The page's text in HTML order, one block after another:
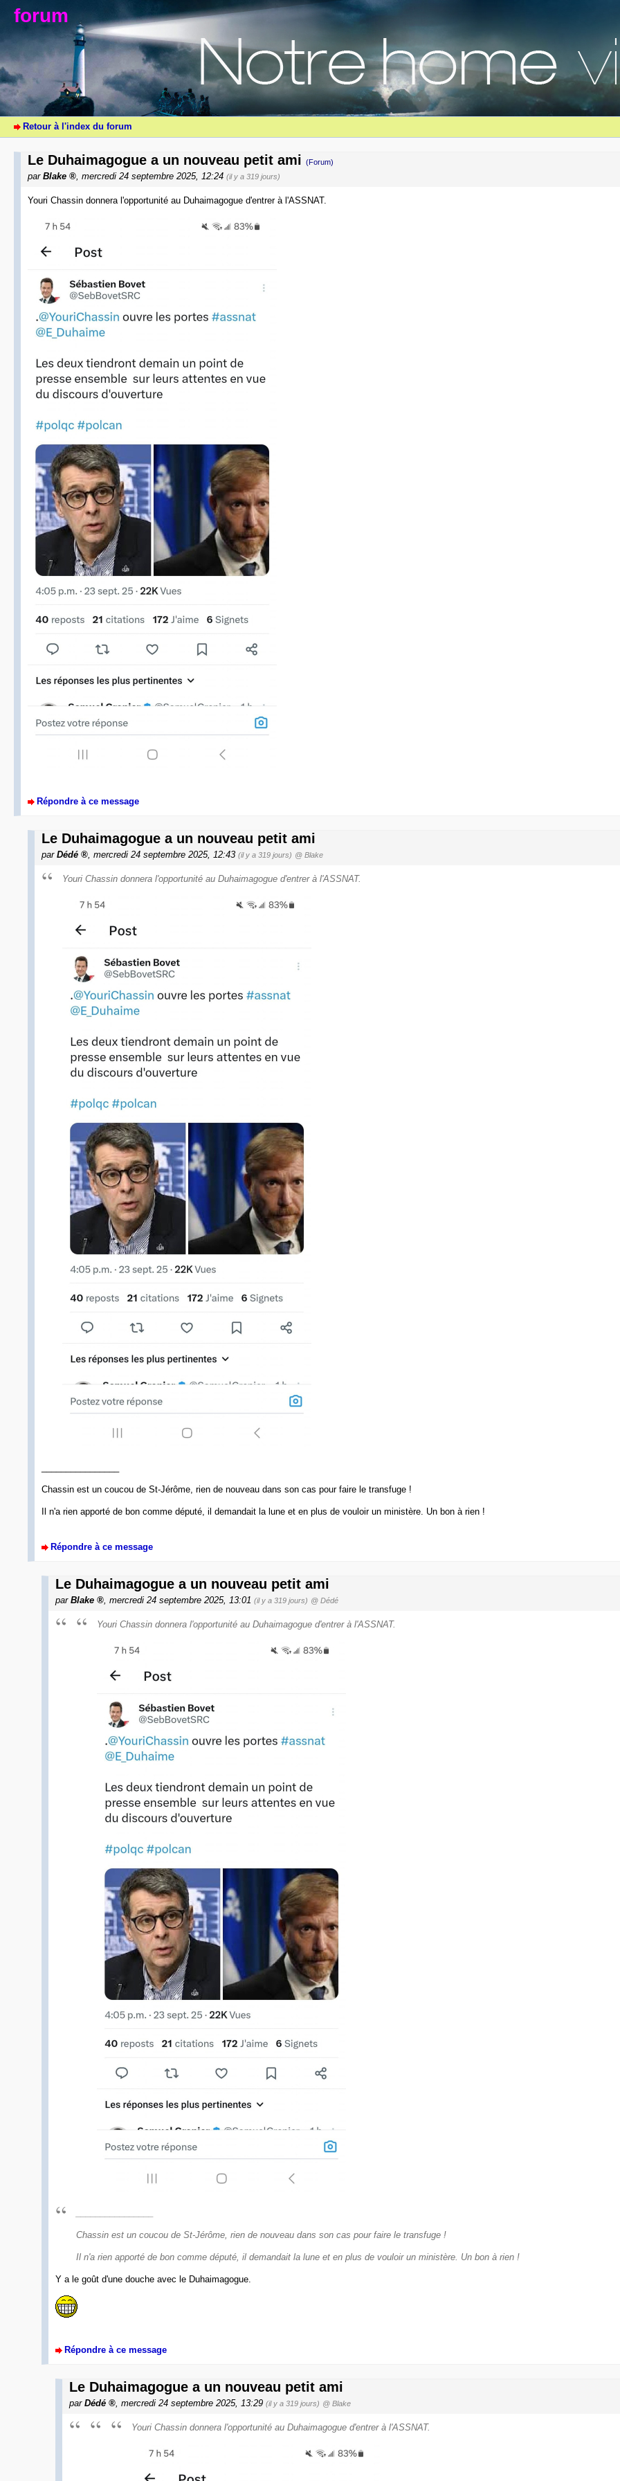
forum
Retour à l'index du forum
Le Duhaimagogue a un nouveau petit ami (Forum)
par Blake , mercredi 24 septembre 2025, 12:24 (il y a 319 jours)
Youri Chassin donnera l'opportunité au Duhaimagogue d'entrer à l'ASSNAT.
Répondre à ce message
Le Duhaimagogue a un nouveau petit ami
par Dédé , mercredi 24 septembre 2025, 12:43 (il y a 319 jours) @ Blake
Youri Chassin donnera l'opportunité au Duhaimagogue d'entrer à l'ASSNAT.
Chassin est un coucou de St-Jérôme, rien de nouveau dans son cas pour faire le transfuge !
Il n'a rien apporté de bon comme député, il demandait la lune et en plus de vouloir un ministère. Un bon à rien !
Répondre à ce message
Le Duhaimagogue a un nouveau petit ami
par Blake , mercredi 24 septembre 2025, 13:01 (il y a 319 jours) @ Dédé
Youri Chassin donnera l'opportunité au Duhaimagogue d'entrer à l'ASSNAT.
Chassin est un coucou de St-Jérôme, rien de nouveau dans son cas pour faire le transfuge !
Il n'a rien apporté de bon comme député, il demandait la lune et en plus de vouloir un ministère. Un bon à rien !
Y a le goût d'une douche avec le Duhaimagogue.
Répondre à ce message
Le Duhaimagogue a un nouveau petit ami
par Dédé , mercredi 24 septembre 2025, 13:29 (il y a 319 jours) @ Blake
Youri Chassin donnera l'opportunité au Duhaimagogue d'entrer à l'ASSNAT.